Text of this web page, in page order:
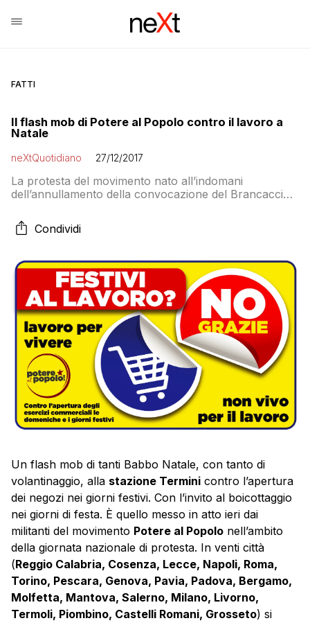
FATTI
Il flash mob di Potere al Popolo contro il lavoro a
Natale
neXtQuotidiano 27/12/2017
La protesta del movimento nato all’indomani
dell’annullamento della convocazione del Brancaccio
prossime elezioni
Condividi
Un flash mob di tanti Babbo Natale, con tanto di
volantinaggio, alla stazione Termini contro l’apertura
dei negozi nei giorni festivi. Con l’invito al boicottaggio
nei giorni di festa. È quello messo in atto ieri dai
militanti del movimento Potere al Popolo nell’ambito
della giornata nazionale di protesta. In venti città
(Reggio Calabria, Cosenza, Lecce, Napoli, Roma,
Torino, Pescara, Genova, Pavia, Padova, Bergamo,
Molfetta, Mantova, Salerno, Milano, Livorno,
Termoli, Piombino, Castelli Romani, Grosseto) si